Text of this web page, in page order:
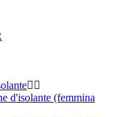
d'isolante (femmina